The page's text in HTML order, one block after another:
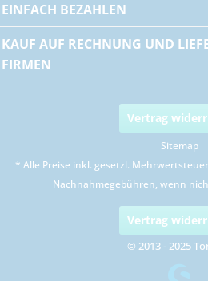
EINFACH BEZAHLEN
KAUF AUF RECHNUNG UND
FIRMEN
Vertrag
Sitemap
* Alle Preise inkl. gesetzl.
Nachnahmegebühren, wenn
Vertrag
© 2013 - 2025